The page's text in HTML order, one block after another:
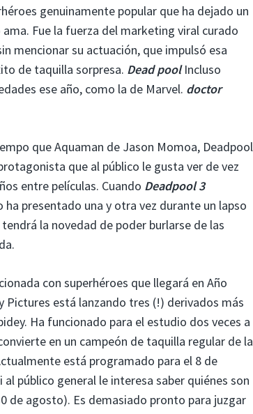
genuinamente popular que ha dejado un
Fue la fuerza del marketing viral curado
mencionar su actuación, que impulsó esa
de taquilla sorpresa. Dead poolIncluso
ese año, como la de Marvel. doctor
que Aquaman de Jason Momoa, Deadpool
que al público le gusta ver de vez
entre películas. Cuando Deadpool 3
presentado una y otra vez durante un lapso
la novedad de poder burlarse de las
con superhéroes que llegará en Año
Pictures está lanzando tres (!) derivados más
Ha funcionado para el estudio dos veces a
en un campeón de taquilla regular de la
está programado para el 8 de
público general le interesa saber quiénes son
de agosto). Es demasiado pronto para juzgar